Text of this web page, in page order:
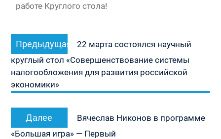
работе Круглого стола!
по
записям
Предыдущая
запись:
22 марта состоялся научный
круглый стол «Совершенствование системы
налогообложения для развития российской
экономики»
Далее
запись:
Вячеслав Никонов в программе
«Большая игра» — Первый